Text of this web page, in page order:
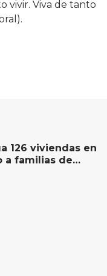
vivir. Viva de tanto
126 viviendas en
a familias de